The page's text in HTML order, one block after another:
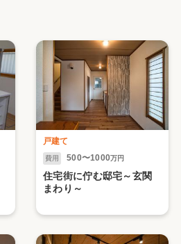
戸建て
費用 500〜1000万円
住宅街に佇む邸宅～玄関
まわり～